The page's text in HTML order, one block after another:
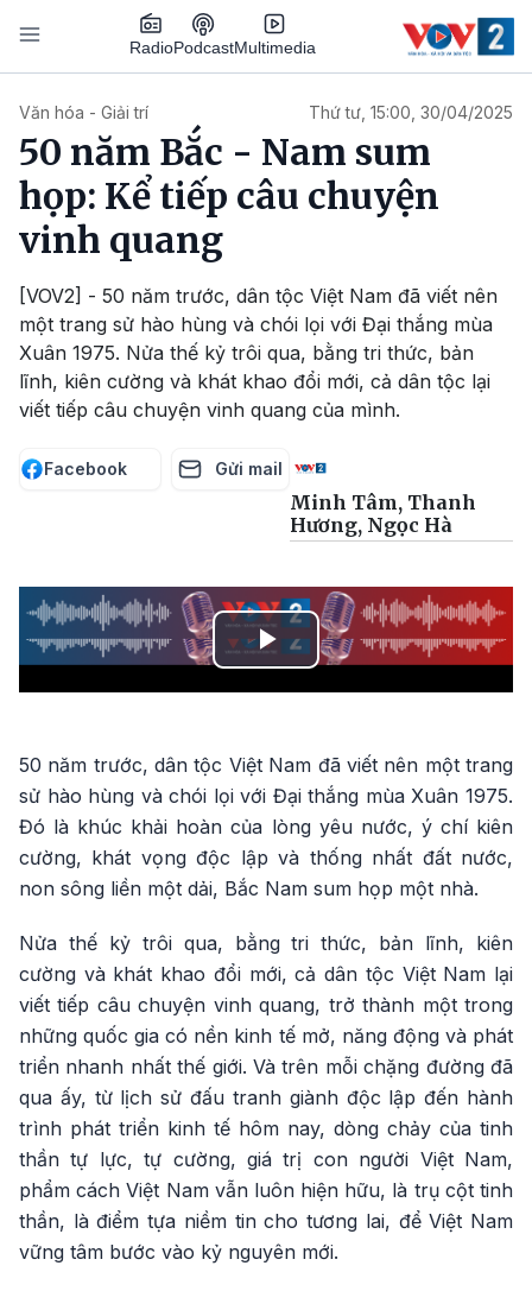
Nhảy đến nội dung
RadioPodcastMultimedia
Văn hóa - Giải trí Thứ tư, 15:00, 30/04/2025
50 năm Bắc - Nam sum
họp: Kể tiếp câu chuyện
vinh quang
[VOV2] - 50 năm trước, dân tộc Việt Nam đã viết nên
một trang sử hào hùng và chói lọi với Đại thắng mùa
Xuân 1975. Nửa thế kỷ trôi qua, bằng tri thức, bản
lĩnh, kiên cường và khát khao đổi mới, cả dân tộc lại
viết tiếp câu chuyện vinh quang của mình.
Facebook Gửi mail
Minh Tâm, Thanh
Hương, Ngọc Hà
Play
50 năm trước, dân tộc Việt Nam đã viết nên một trang
sử hào hùng và chói lọi với Đại thắng mùa Xuân 1975.
Đó là khúc khải hoàn của lòng yêu nước, ý chí kiên
cường, khát vọng độc lập và thống nhất đất nước,
non sông liền một dải, Bắc Nam sum họp một nhà.
Nửa thế kỷ trôi qua, bằng tri thức, bản lĩnh, kiên
cường và khát khao đổi mới, cả dân tộc Việt Nam lại
viết tiếp câu chuyện vinh quang, trở thành một trong
những quốc gia có nền kinh tế mở, năng động và phát
triển nhanh nhất thế giới. Và trên mỗi chặng đường đã
qua ấy, từ lịch sử đấu tranh giành độc lập đến hành
trình phát triển kinh tế hôm nay, dòng chảy của tinh
thần tự lực, tự cường, giá trị con người Việt Nam,
phẩm cách Việt Nam vẫn luôn hiện hữu, là trụ cột tinh
thần, là điểm tựa niềm tin cho tương lai, để Việt Nam
vững tâm bước vào kỷ nguyên mới.